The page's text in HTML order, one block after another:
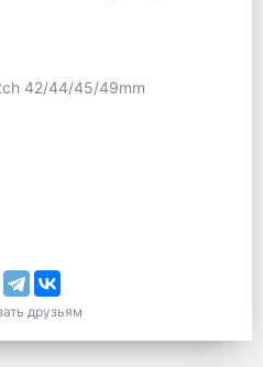
42/44/45/49mm
друзьям